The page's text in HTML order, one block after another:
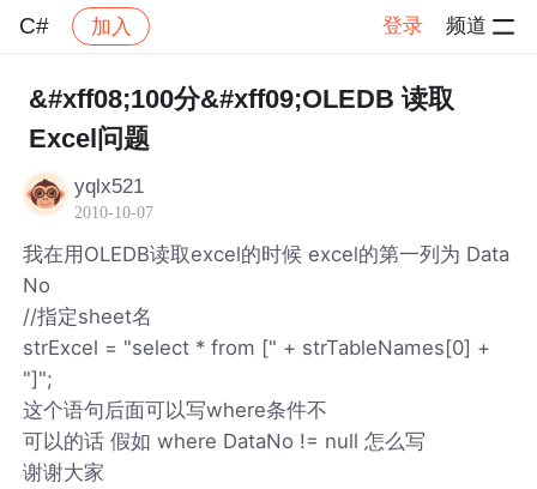
C# 加入 登录 频道
社区 C# 帖子详情
&#xff08;100分&#xff09;OLEDB 读取
Excel问题
yqlx521
2010-10-07
我在用OLEDB读取excel的时候 excel的第一列为 Data
No
//指定sheet名
strExcel = "select * from [" + strTableNames[0] +
"]";
这个语句后面可以写where条件不
可以的话 假如 where DataNo != null 怎么写
谢谢大家